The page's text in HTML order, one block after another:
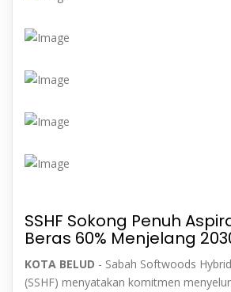
SSHF Sokong Penuh
Beras 60% Menjelang
KOTA BELUD - Sabah Softwoods
(SSHF) menyatakan komitmen